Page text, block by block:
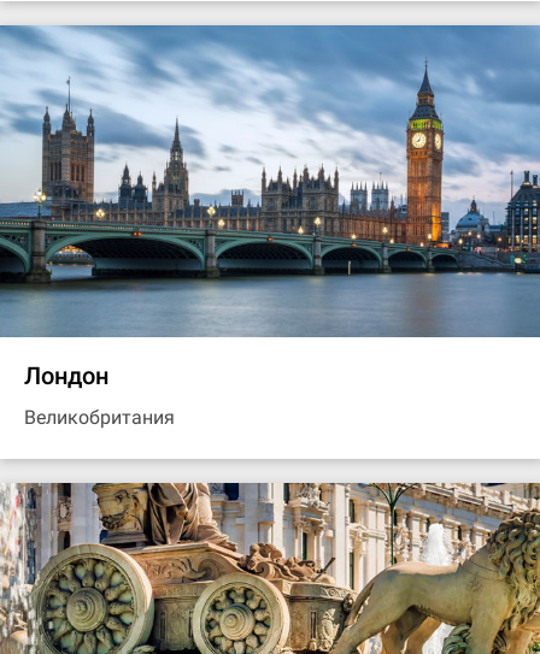
Лондон
Великобритания